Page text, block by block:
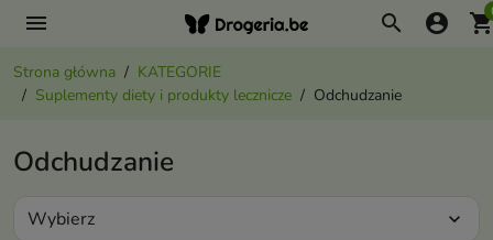
menu search account_circle
Strona główna
KATEGORIE
Suplementy diety i produkty lecznicze
Odchudzanie
Odchudzanie
Wybierz expand_more